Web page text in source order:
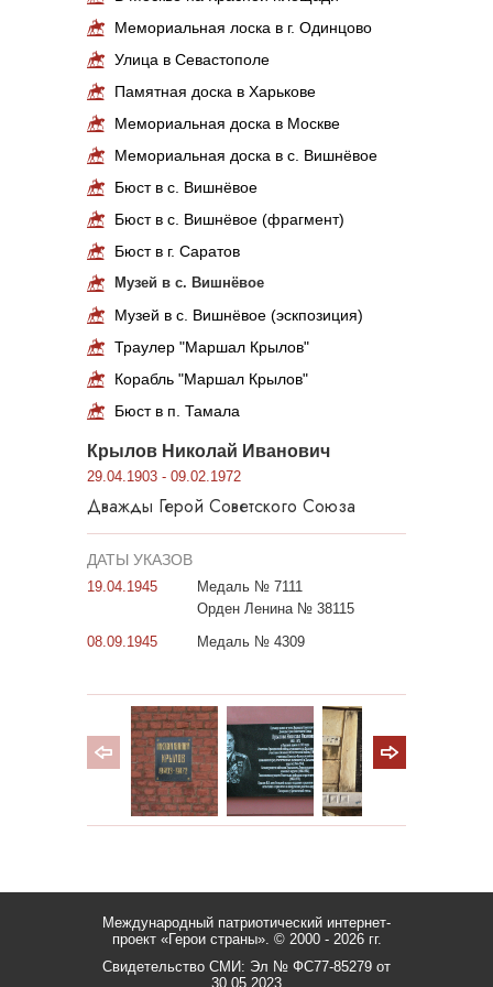
Мемориальная лоска в г. Одинцово
Улица в Севастополе
Памятная доска в Харькове
Мемориальная доска в Москве
Мемориальная доска в с. Вишнёвое
Бюст в с. Вишнёвое
Бюст в с. Вишнёвое (фрагмент)
Бюст в г. Саратов
Музей в с. Вишнёвое
Музей в с. Вишнёвое (эскпозиция)
Траулер "Маршал Крылов"
Корабль "Маршал Крылов"
Бюст в п. Тамала
Крылов Николай Иванович
29.04.1903 - 09.02.1972
Дважды Герой Советского Союза
ДАТЫ УКАЗОВ
19.04.1945
Медаль № 7111
Орден Ленина № 38115
08.09.1945
Медаль № 4309
Международный патриотический интернет-
проект «Герои страны». © 2000 - 2026 гг.
Свидетельство СМИ: Эл № ФС77-85279 от
30.05.2023